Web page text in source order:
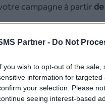
Partner - Do Not
you wish to opt-out of the
information for
your selection. Please
seeing interest-based
campagne à partir